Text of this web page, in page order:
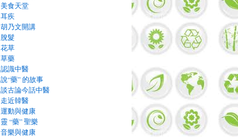
美食天堂
耳疾
胡乃文開講
脫髮
花草
草藥
認識中醫
說“藥” 的故事
談古論今話中醫
走近韓醫
運動與健康
靈 “藥” 聖樂
音樂與健康